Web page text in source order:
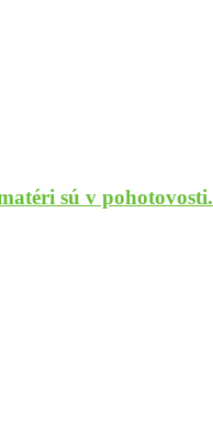
sú v pohotovosti.